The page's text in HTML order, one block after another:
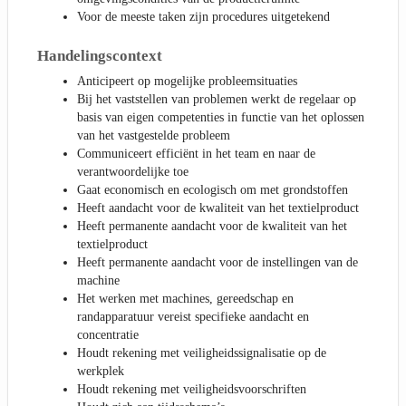
Voor de meeste taken zijn procedures uitgetekend
Handelingscontext
Anticipeert op mogelijke probleemsituaties
Bij het vaststellen van problemen werkt de regelaar op
basis van eigen competenties in functie van het oplossen
van het vastgestelde probleem
Communiceert efficiënt in het team en naar de
verantwoordelijke toe
Gaat economisch en ecologisch om met grondstoffen
Heeft aandacht voor de kwaliteit van het textielproduct
Heeft permanente aandacht voor de kwaliteit van het
textielproduct
Heeft permanente aandacht voor de instellingen van de
machine
Het werken met machines, gereedschap en
randapparatuur vereist specifieke aandacht en
concentratie
Houdt rekening met veiligheidssignalisatie op de
werkplek
Houdt rekening met veiligheidsvoorschriften